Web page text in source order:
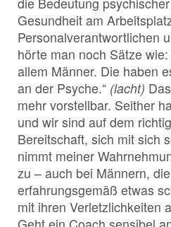
Gesundheit am
Personalverantwortlichen
hörte man noch Sätze
allem Männer. Die haben
an der Psyche.“ (lacht)
mehr vorstellbar. Seither
und wir sind auf dem
Bereitschaft, sich mit sich
nimmt meiner
zu – auch bei Männern,
erfahrungsgemäß etwas
mit ihren Verletzlichkeiten